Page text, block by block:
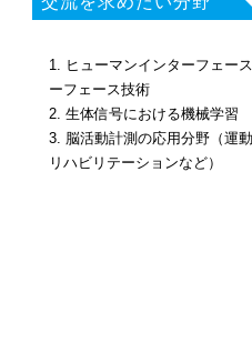
1. ヒューマンインターフェー
ーフェース技術
2. 生体信号における機械学習
3. 脳活動計測の応用分野（運
リハビリテーションなど）